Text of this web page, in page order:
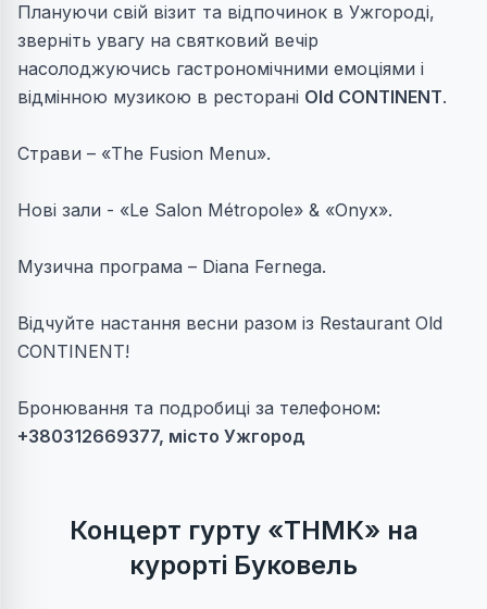
Плануючи свій візит та відпочинок в Ужгороді,
зверніть увагу на святковий вечір
насолоджуючись гастрономічними емоціями і
відмінною музикою в ресторані Old CONTINENT.
Страви – «The Fusion Menu».
Нові зали - «Le Salon Métropole» & «Onyx».
Музична програма – Diana Fernega.
Відчуйте настання весни разом із Restaurant Old
CONTINENT!
Бронювання та подробиці за телефоном:
+380312669377, місто Ужгород
Концерт гурту «ТНМК» на
курорті Буковель